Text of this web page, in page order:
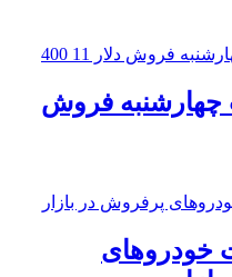
چهارشنبه فروش
خودرو‌های